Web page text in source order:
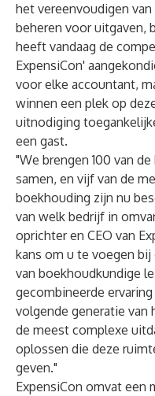
het vereenvoudigen
beheren voor uitgaven,
heeft vandaag de
ExpensiCon'
voor elke accountant,
winnen een plek op
uitnodiging
een gast.
"We brengen 100 van
samen, en vijf van de
boekhouding zijn nu
van welk bedrijf in
oprichter en CEO van
kans om u te voegen
van boekhoudkundige
gecombineerde
volgende generatie van
de meest complexe
oplossen die deze
geven."
ExpensiCon omvat een